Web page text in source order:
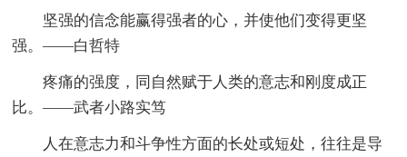
坚强的信念能赢得强者的心，并使他们变得更坚
强。——白哲特
疼痛的强度，同自然赋于人类的意志和刚度成正
比。——武者小路实笃
人在意志力和斗争性方面的长处或短处，往往是导